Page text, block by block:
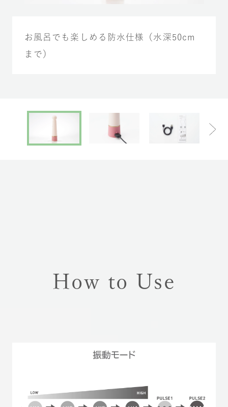
お風呂でも楽しめる防水仕様（水深50cm
まで）
How to Use